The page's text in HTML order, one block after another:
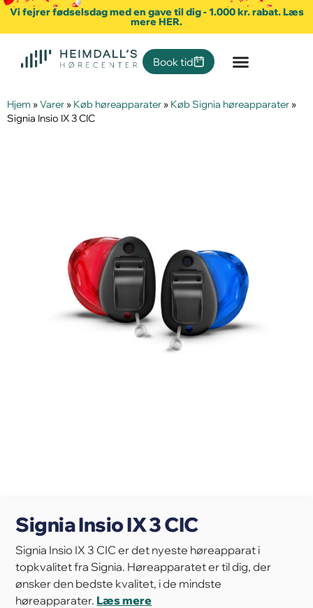
Vi fejrer fødselsdag med en gave til dig - 1.000 kr. rabat. Læs
mere HER.
Book tid
Hjem »Varer » Køb høreapparater » Køb Signia høreapparater »
Signia Insio IX 3 CIC
Signia Insio IX 3 CIC
Signia Insio IX 3 CIC er det nyeste høreapparat i
topkvalitet fra Signia. Høreapparatet er til dig, der
ønsker den bedste kvalitet, i de mindste
høreapparater. Læs mere